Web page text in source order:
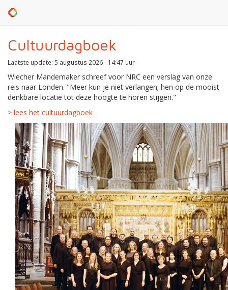
Cultuurdagboek
Laatste update: 5 augustus 2026 - 14:47 uur
Wiecher Mandemaker schreef voor NRC een verslag van onze
reis naar Londen. "Meer kun je niet verlangen; hen op de mooist
denkbare locatie tot deze hoogte te horen stijgen."
> lees het cultuurdagboek